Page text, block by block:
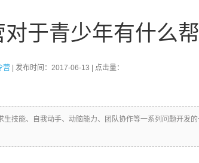
于青少年有什么
营 | 发布时间：2017-06-13 | 点击量：
技能、自我动手、动脑能力、团队协作等一系列问题开发